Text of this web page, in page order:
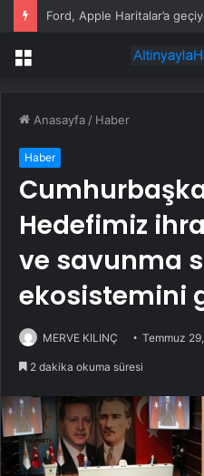
Menü
Anasayfa / Haber
Haber
Hedefimiz
ve savunma
ekosistemini
MERVE KILINÇ Temmuz
2 dakika okuma süresi